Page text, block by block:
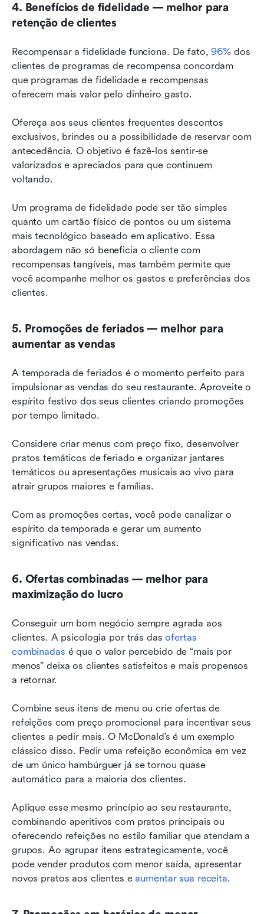
4. Benefícios de fidelidade — melhor para
retenção de clientes
Recompensar a fidelidade funciona. De fato, 96% dos
clientes de programas de recompensa concordam
que programas de fidelidade e recompensas
oferecem mais valor pelo dinheiro gasto.
Ofereça aos seus clientes frequentes descontos
exclusivos, brindes ou a possibilidade de reservar com
antecedência. O objetivo é fazê-los sentir-se
valorizados e apreciados para que continuem
voltando.
Um programa de fidelidade pode ser tão simples
quanto um cartão físico de pontos ou um sistema
mais tecnológico baseado em aplicativo. Essa
abordagem não só beneficia o cliente com
recompensas tangíveis, mas também permite que
você acompanhe melhor os gastos e preferências dos
clientes.
5. Promoções de feriados — melhor para
aumentar as vendas
A temporada de feriados é o momento perfeito para
impulsionar as vendas do seu restaurante. Aproveite o
espírito festivo dos seus clientes criando promoções
por tempo limitado.
Considere criar menus com preço fixo, desenvolver
pratos temáticos de feriado e organizar jantares
temáticos ou apresentações musicais ao vivo para
atrair grupos maiores e famílias.
Com as promoções certas, você pode canalizar o
espírito da temporada e gerar um aumento
significativo nas vendas.
6. Ofertas combinadas — melhor para
maximização do lucro
Conseguir um bom negócio sempre agrada aos
clientes. A psicologia por trás das ofertas
combinadas é que o valor percebido de “mais por
menos” deixa os clientes satisfeitos e mais propensos
a retornar.
Combine seus itens de menu ou crie ofertas de
refeições com preço promocional para incentivar seus
clientes a pedir mais. O McDonald’s é um exemplo
clássico disso. Pedir uma refeição econômica em vez
de um único hambúrguer já se tornou quase
automático para a maioria dos clientes.
Aplique esse mesmo princípio ao seu restaurante,
combinando aperitivos com pratos principais ou
oferecendo refeições no estilo familiar que atendam a
grupos. Ao agrupar itens estrategicamente, você
pode vender produtos com menor saída, apresentar
novos pratos aos clientes e aumentar sua receita.